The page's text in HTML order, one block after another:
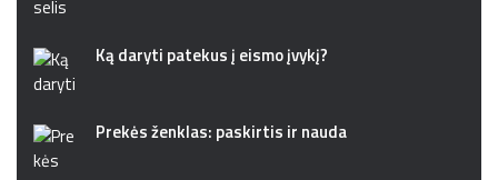
Ką daryti patekus į eismo įvykį?
Prekės ženklas: paskirtis ir nauda